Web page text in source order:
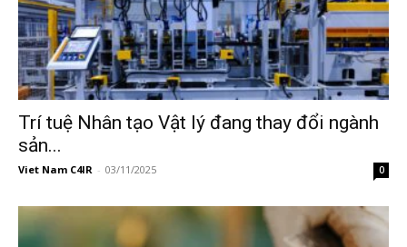
Trí tuệ Nhân tạo Vật lý đang thay đổi ngành
sản...
Viet Nam C4IR - 03/11/2025 0